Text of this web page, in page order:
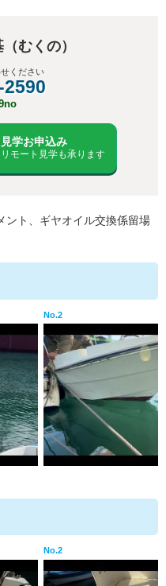
むくの）
ください
2590
見学お申込み
リモート見学も承ります
ント、ギヤオイル交換係留場
No.2
No.2